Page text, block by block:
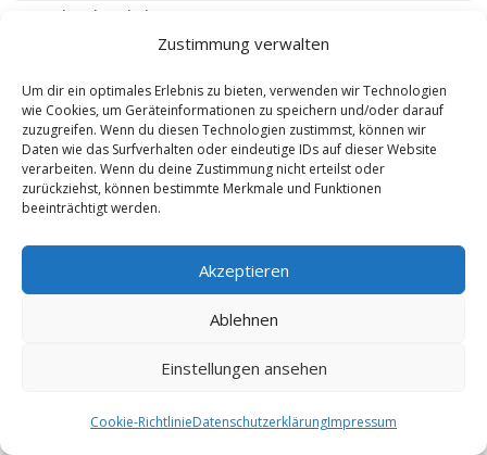
Zustimmung verwalten
Um dir ein optimales Erlebnis zu bieten, verwenden wir Technologien
wie Cookies, um Geräteinformationen zu speichern und/oder darauf
zuzugreifen. Wenn du diesen Technologien zustimmst, können wir
Daten wie das Surfverhalten oder eindeutige IDs auf dieser Website
verarbeiten. Wenn du deine Zustimmung nicht erteilst oder
zurückziehst, können bestimmte Merkmale und Funktionen
beeinträchtigt werden.
Akzeptieren
Ablehnen
Einstellungen ansehen
Cookie-RichtlinieDatenschutzerklärungImpressum
Becherbach bei Kirn
Langenthal Hunsrück (7.43 km)
Niedersohren (7.52 km)
Schmidthachenbach (7.52 km)
Weiler bei Monzingen
Bruchweiler
Schauren bei Idar-Oberstein